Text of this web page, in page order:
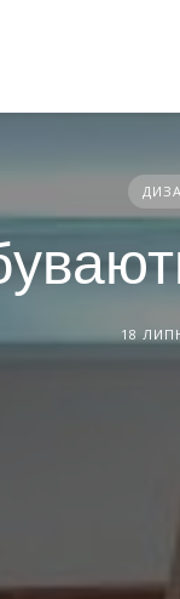
18